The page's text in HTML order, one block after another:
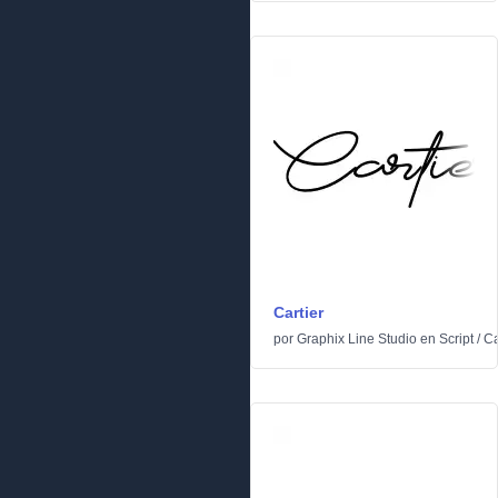
Cartier
por Graphix Line Studio en Script/